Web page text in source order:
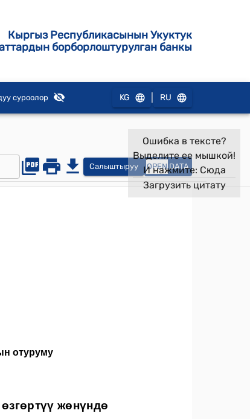
Кыргыз Республикасынын Укуктук
борборлоштурулган банкы
суроолор KG RU
Салыштыруу OPEN DATA
Ошибка в тексте?
Выделите ее мышкой!
И нажмите: Сюда
Загрузить цитату